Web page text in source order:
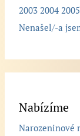
2003 2004 2005
Nenašel/-a
Nabízíme
Narozeninové